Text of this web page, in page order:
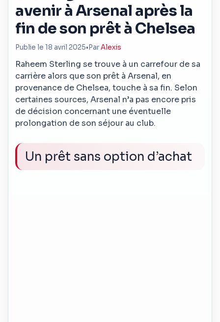
avenir à Arsenal après la
fin de son prêt à Chelsea
Publie le 18 avril 2025• ParAlexis
Raheem Sterling se trouve à un carrefour de sa
carrière alors que son prêt à Arsenal, en
provenance de Chelsea, touche à sa fin. Selon
certaines sources, Arsenal n’a pas encore pris
de décision concernant une éventuelle
prolongation de son séjour au club.
Un prêt sans option d’achat